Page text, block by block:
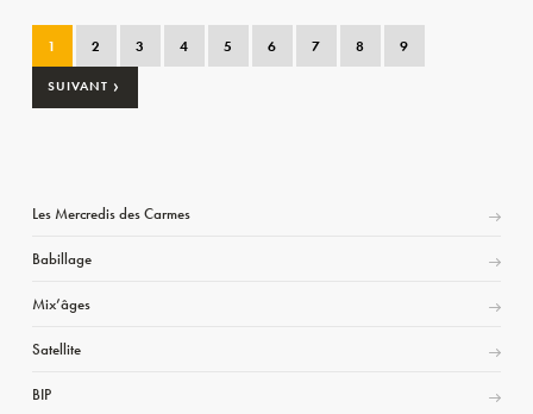
1 2 3 4 5 6 7 8 9
SUIVANT ›
Les Mercredis des Carmes
Babillage
Mix’âges
Satellite
BIP